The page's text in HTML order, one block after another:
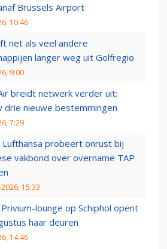
Brussels Airport
10:46
net als veel andere
langer weg uit Golfregio
9:00
breidt netwerk verder uit:
drie nieuwe bestemmingen
7:29
Lufthansa probeert onrust bij
vakbond over overname TAP
15:33
lounge op Schiphol opent
haar deuren
14:46